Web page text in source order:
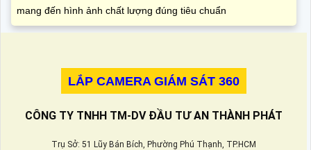
mang đến hình ảnh chất lượng đúng tiêu chuẩn
LẮP CAMERA GIÁM SÁT 360
CÔNG TY TNHH TM-DV ĐẦU TƯ AN THÀNH PHÁT
Trụ Sở: 51 Lũy Bán Bích, Phường Phú Thạnh, TP.HCM